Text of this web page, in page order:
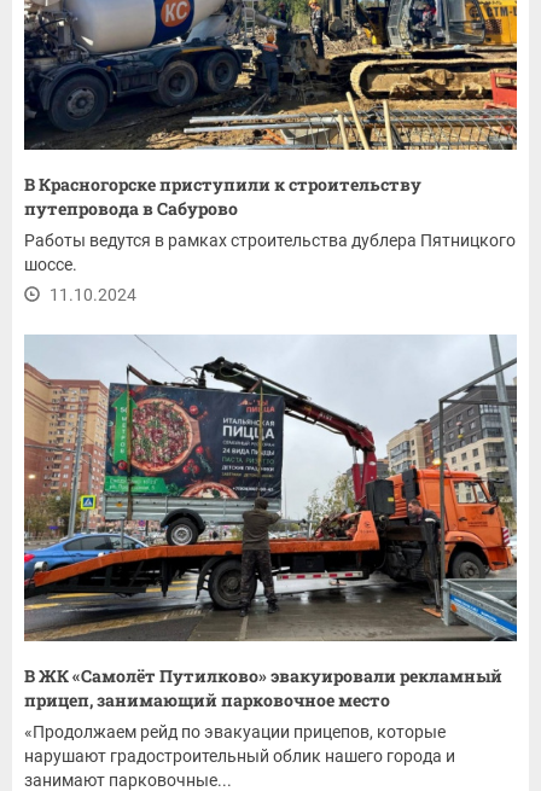
В Красногорске приступили к строительству
путепровода в Сабурово
Работы ведутся в рамках строительства дублера Пятницкого
шоссе.
11.10.2024
В ЖК «Самолёт Путилково» эвакуировали рекламный
прицеп, занимающий парковочное место
«Продолжаем рейд по эвакуации прицепов, которые
нарушают градостроительный облик нашего города и
занимают парковочные...